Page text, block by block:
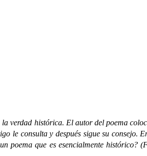
verdad histórica. El autor del poema
le consulta y después sigue su consejo.
poema que es esencialmente histórico?